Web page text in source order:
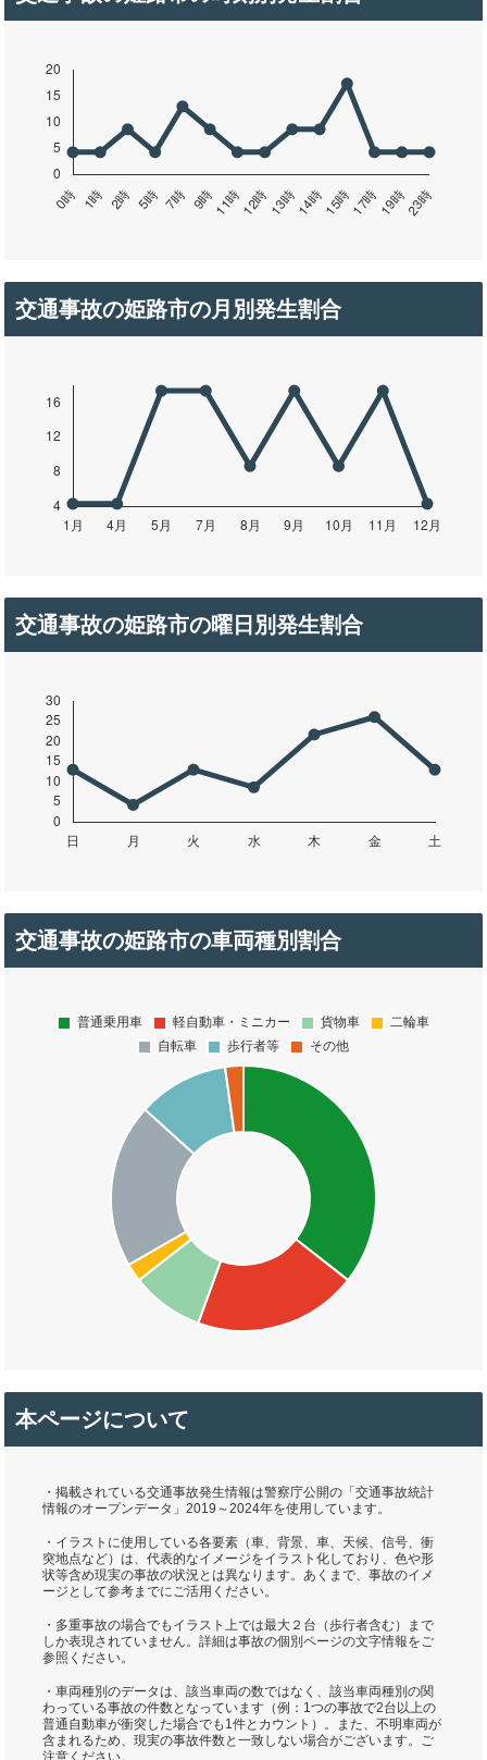
交通事故の姫路市の月別発生割合
交通事故の姫路市の曜日別発生割合
交通事故の姫路市の車両種別割合
本ページについて
・掲載されている交通事故発生情報は警察庁公開の「交通事故統計
情報のオープンデータ」2019～2024年を使用しています。
・イラストに使用している各要素（車、背景、車、天候、信号、衝
突地点など）は、代表的なイメージをイラスト化しており、色や形
状等含め現実の事故の状況とは異なります。あくまで、事故のイメ
ージとして参考までにご活用ください。
・多重事故の場合でもイラスト上では最大２台（歩行者含む）まで
しか表現されていません。詳細は事故の個別ページの文字情報をご
参照ください。
・車両種別のデータは、該当車両の数ではなく、該当車両種別の関
わっている事故の件数となっています（例：1つの事故で2台以上の
普通自動車が衝突した場合でも1件とカウント）。また、不明車両が
含まれるため、現実の事故件数と一致しない場合がございます。ご
注意ください。